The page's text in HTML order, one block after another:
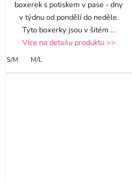
boxerek s potiskem v pase - dny
v týdnu od pondělí do neděle.
Tyto boxerky jsou v šitém ...
Více na detailu produktu >>
S/M M/L